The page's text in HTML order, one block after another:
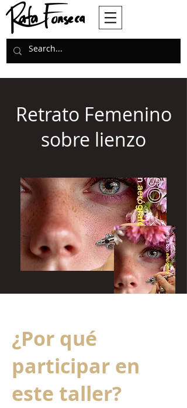
Retrato Femenino
sobre lienzo
¿Por qué
participar en
este taller?